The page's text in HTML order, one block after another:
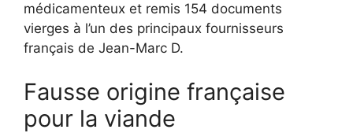
médicamenteux et remis 154 documents
vierges à l’un des principaux fournisseurs
français de Jean-Marc D.
Fausse origine française
pour la viande